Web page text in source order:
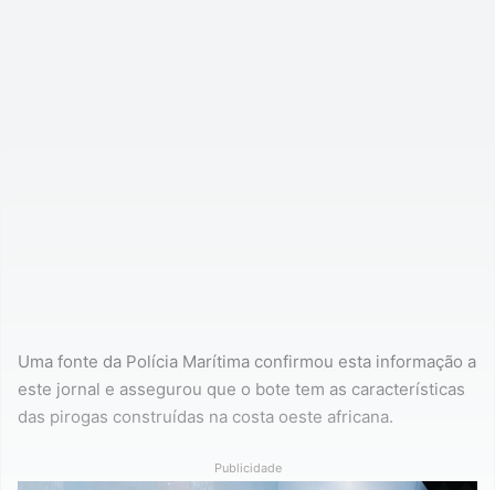
Uma fonte da Polícia Marítima confirmou esta informação a
este jornal e assegurou que o bote tem as características
das pirogas construídas na costa oeste africana.
Publicidade